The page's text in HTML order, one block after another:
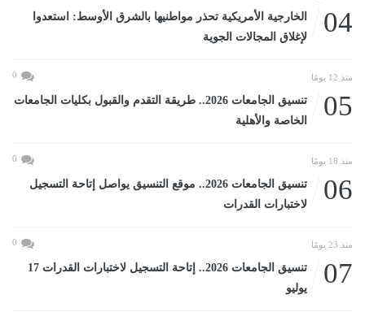
04
الخارجية الأمريكية تحذر مواطنيها بالشرق الأوسط: استعدوا
لإغلاق المجالات الجوية
منذ 12 يومًا 0
05
تنسيق الجامعات 2026.. طريقة التقدم والقبول بكليات الجامعات
الخاصة والأهلية
منذ 18 يومًا 0
06
تنسيق الجامعات 2026.. موقع التنسيق يواصل إتاحة التسجيل
لاختبارات القدرات
منذ 23 يومًا 0
07
تنسيق الجامعات 2026.. إتاحة التسجيل لاختبارات القدرات 17
يوليو